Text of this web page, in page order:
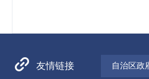
友情链接 自治区政